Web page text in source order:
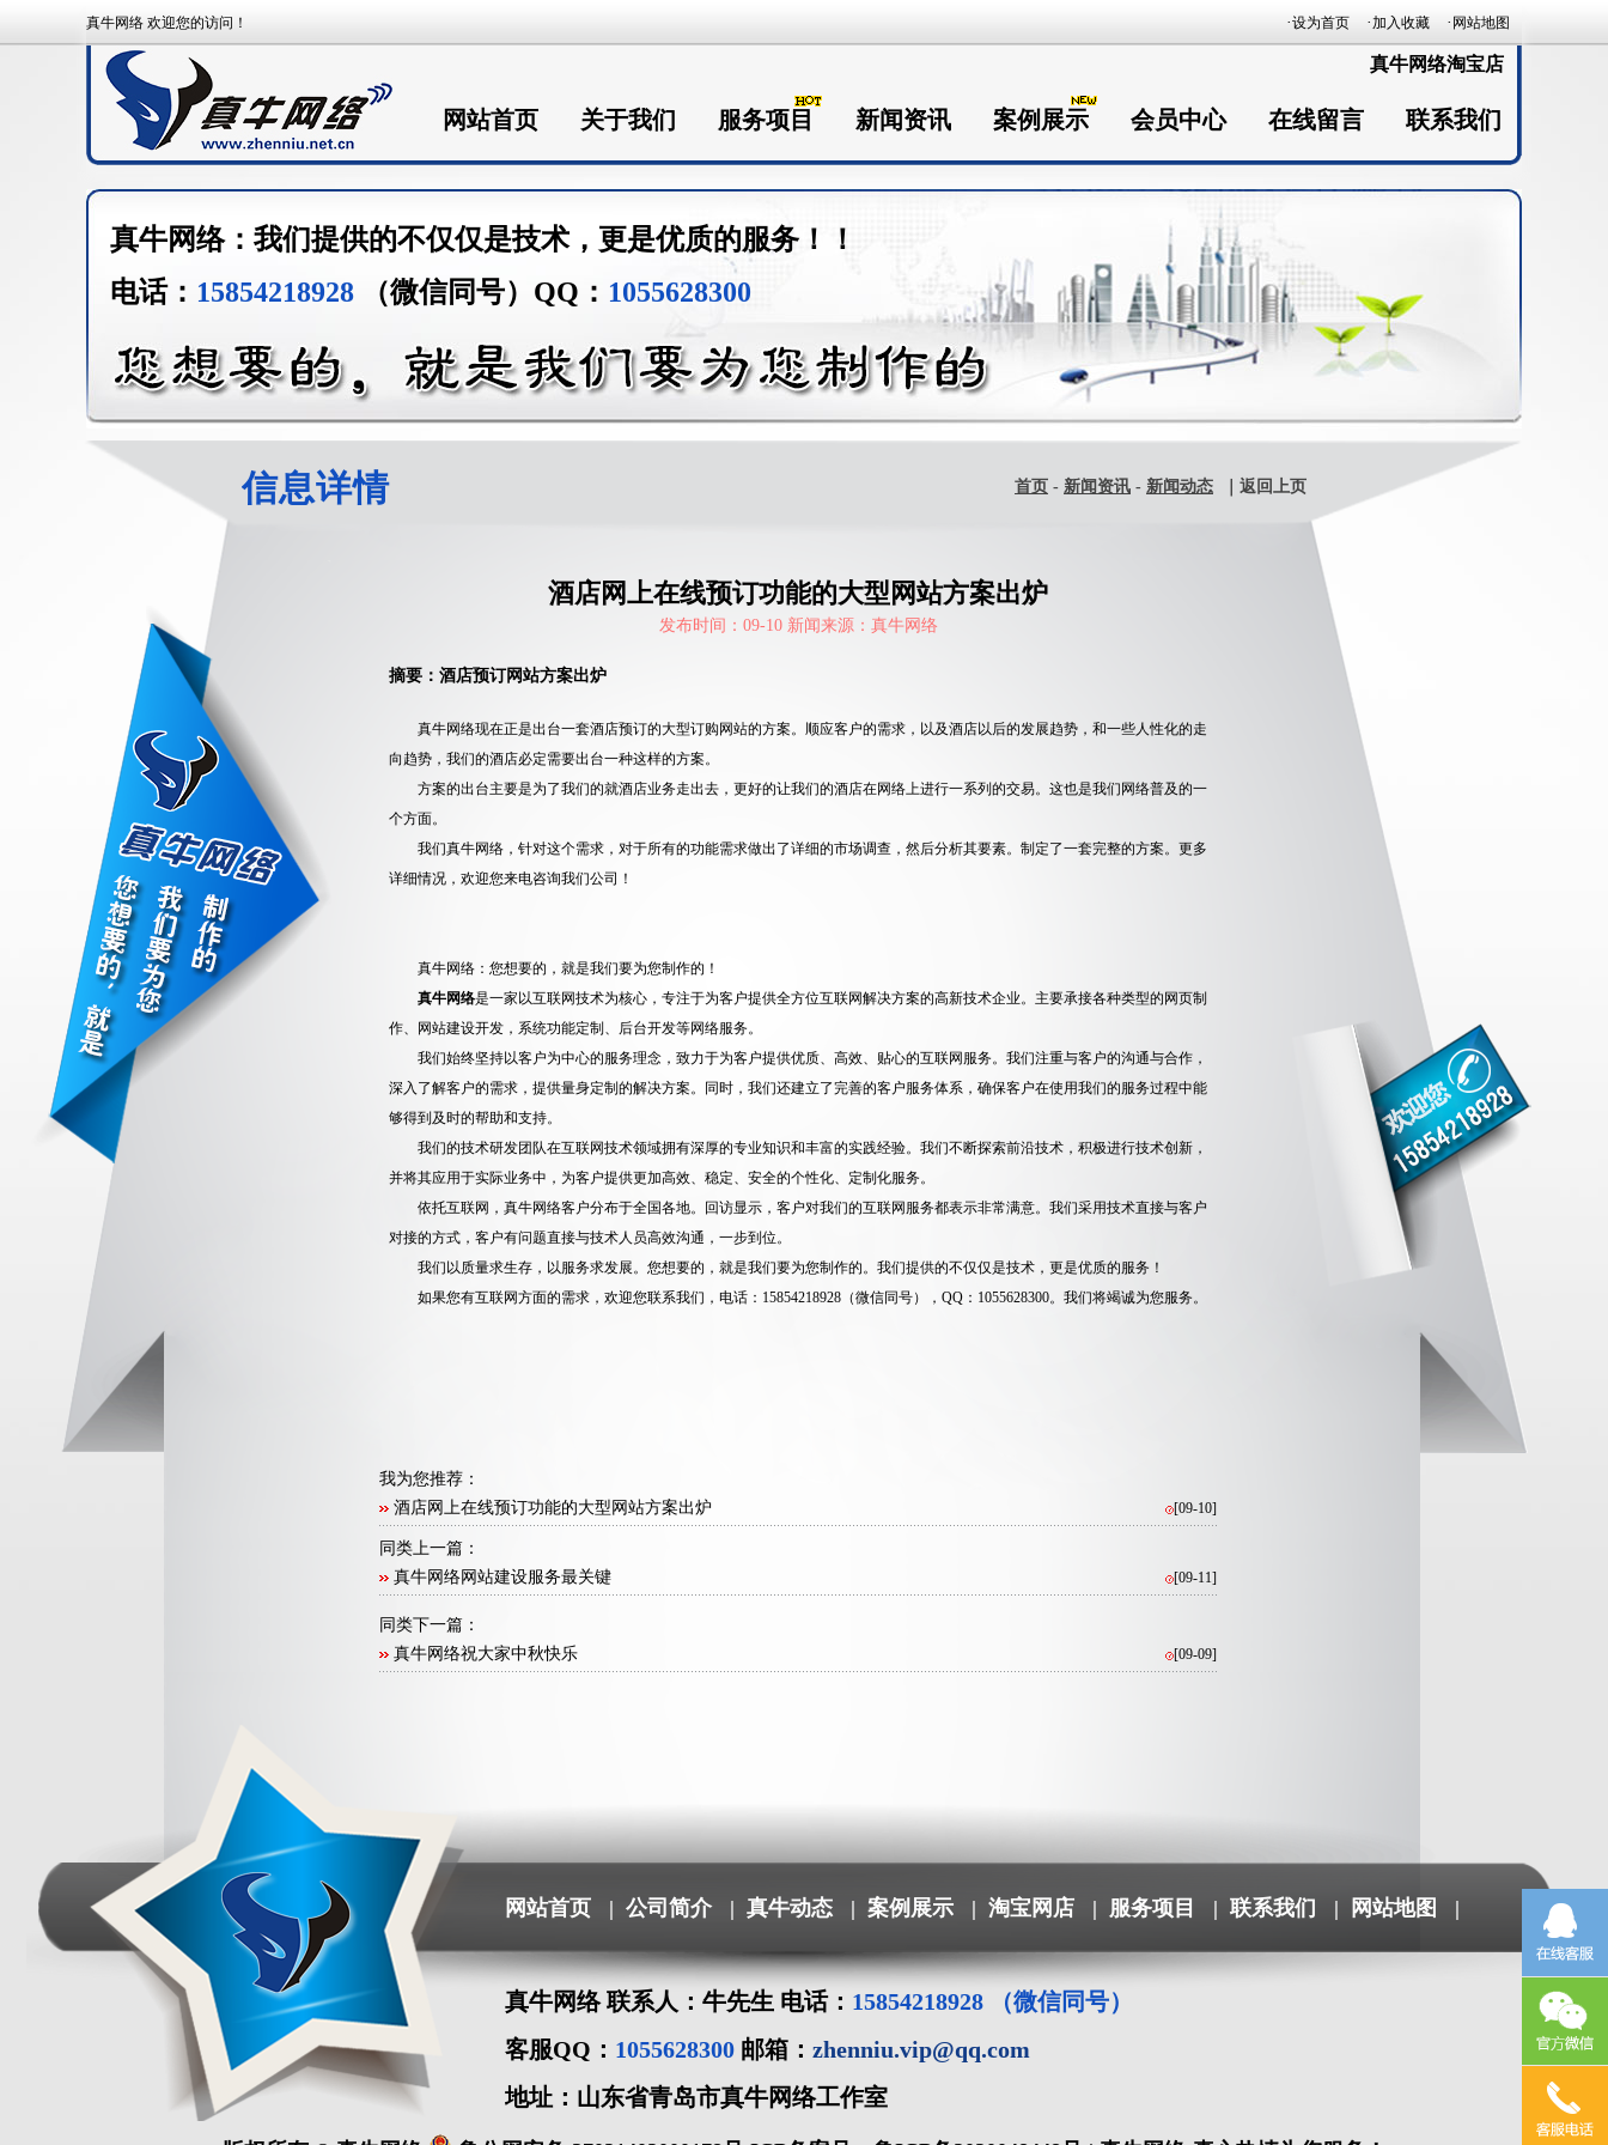
真牛网络 欢迎您的访问！ ·设为首页 ·加入收藏 · 网站地图
真牛网络淘宝店
网站首页 关于我们 服务项目 新闻资讯 案例展示 会员中心 在线留言 联系我们
真牛网络：我们提供的不仅仅是技术，更是优质的服务！！
电话： 15854218928 （微信同号）QQ： 1055628300
信息详情 首页 - 新闻资讯 - 新闻动态 ｜返回上页
酒店网上在线预订功能的大型网站方案出炉
发布时间：09-10 新闻来源：真牛网络
摘要：酒店预订网站方案出炉
真牛网络现在正是出台一套酒店预订的大型订购网站的方案。顺应客户的需求，以及酒店以后的发展趋势，和一些人性化的走
向趋势，我们的酒店必定需要出台一种这样的方案。
方案的出台主要是为了我们的就酒店业务走出去，更好的让我们的酒店在网络上进行一系列的交易。这也是我们网络普及的一
个方面。
我们真牛网络，针对这个需求，对于所有的功能需求做出了详细的市场调查，然后分析其要素。制定了一套完整的方案。更多
详细情况，欢迎您来电咨询我们公司！
真牛网络：您想要的，就是我们要为您制作的！
真牛网络是一家以互联网技术为核心，专注于为客户提供全方位互联网解决方案的高新技术企业。主要承接各种类型的网页制
作、网站建设开发，系统功能定制、后台开发等网络服务。
我们始终坚持以客户为中心的服务理念，致力于为客户提供优质、高效、贴心的互联网服务。我们注重与客户的沟通与合作，
深入了解客户的需求，提供量身定制的解决方案。同时，我们还建立了完善的客户服务体系，确保客户在使用我们的服务过程中能
够得到及时的帮助和支持。
我们的技术研发团队在互联网技术领域拥有深厚的专业知识和丰富的实践经验。我们不断探索前沿技术，积极进行技术创新，
并将其应用于实际业务中，为客户提供更加高效、稳定、安全的个性化、定制化服务。
依托互联网，真牛网络客户分布于全国各地。回访显示，客户对我们的互联网服务都表示非常满意。我们采用技术直接与客户
对接的方式，客户有问题直接与技术人员高效沟通，一步到位。
我们以质量求生存，以服务求发展。您想要的，就是我们要为您制作的。我们提供的不仅仅是技术，更是优质的服务！
如果您有互联网方面的需求，欢迎您联系我们，电话：15854218928（微信同号），QQ：1055628300。我们将竭诚为您服务。
我为您推荐：
酒店网上在线预订功能的大型网站方案出炉
[09-10]
同类上一篇：
真牛网络网站建设服务最关键
[09-11]
同类下一篇：
真牛网络祝大家中秋快乐
[09-09]
网站首页 | 公司简介 | 真牛动态 | 案例展示 | 淘宝网店 | 服务项目 | 联系我们 | 网站地图 |
真牛网络 联系人：牛先生 电话： 15854218928 （微信同号）
客服QQ： 1055628300 邮箱： zhenniu.vip@qq.com
地址：山东省青岛市真牛网络工作室